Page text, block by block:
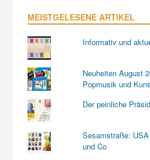
MEISTGELESENE ARTIKEL
Informativ und
Neuheiten August
Popmusik und
Der peinliche
Sesamstraße:
und Co